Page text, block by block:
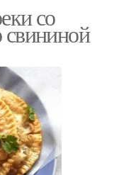
со
свининой